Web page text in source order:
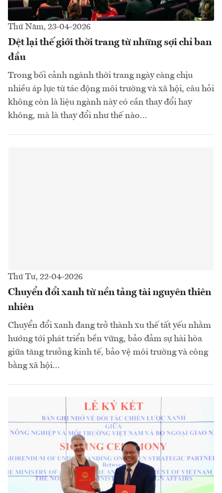
Thứ Năm, 23-04-2026
Dệt lại thế giới thời trang từ những sợi chỉ ban
đầu
Trong bối cảnh ngành thời trang ngày càng chịu
nhiều áp lực từ tác động môi trường và xã hội, câu hỏi
không còn là liệu ngành này có cần thay đổi hay
không, mà là thay đổi như thế nào...
Thứ Tư, 22-04-2026
Chuyển đổi xanh từ nền tảng tài nguyên thiên
nhiên
Chuyển đổi xanh đang trở thành xu thế tất yếu nhằm
hướng tới phát triển bền vững, bảo đảm sự hài hòa
giữa tăng trưởng kinh tế, bảo vệ môi trường và công
bằng xã hội...